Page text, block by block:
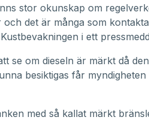
stor okunskap om
det är många som
i ett
se om dieseln är märkt då
besiktigas får
med så kallat märkt